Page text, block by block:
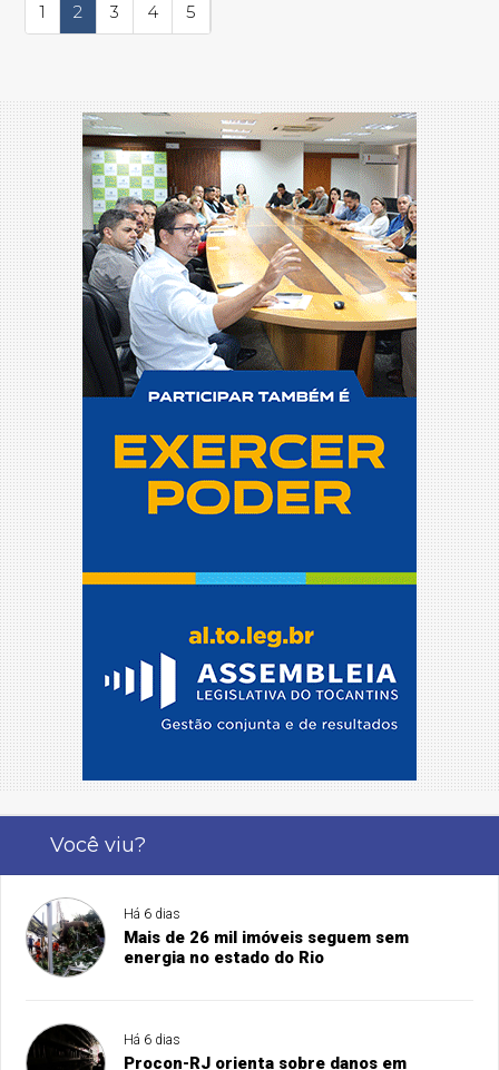
1 2 3 4 5
Você viu?
Há 6 dias
Mais de 26 mil imóveis seguem sem
energia no estado do Rio
Há 6 dias
Procon-RJ orienta sobre danos em